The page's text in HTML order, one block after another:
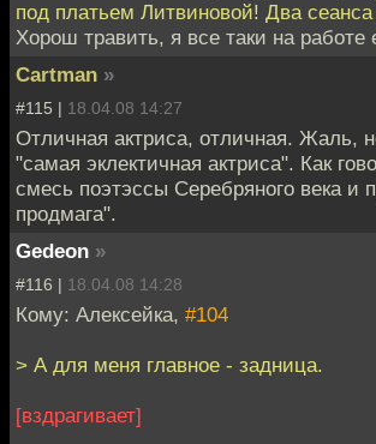
под платьем Литвиновой! Два
Хорош травить, я все таки на работе
Cartman »
#115 | 18.04.08 14:27
Отличная актриса, отличная. Жаль,
"самая эклектичная актриса". Как
смесь поэтэссы Серебряного века и
продмага".
Gedeon »
#116 | 18.04.08 14:28
Кому: Алексейка, #104
> А для меня главное - задница.
[вздрагивает]